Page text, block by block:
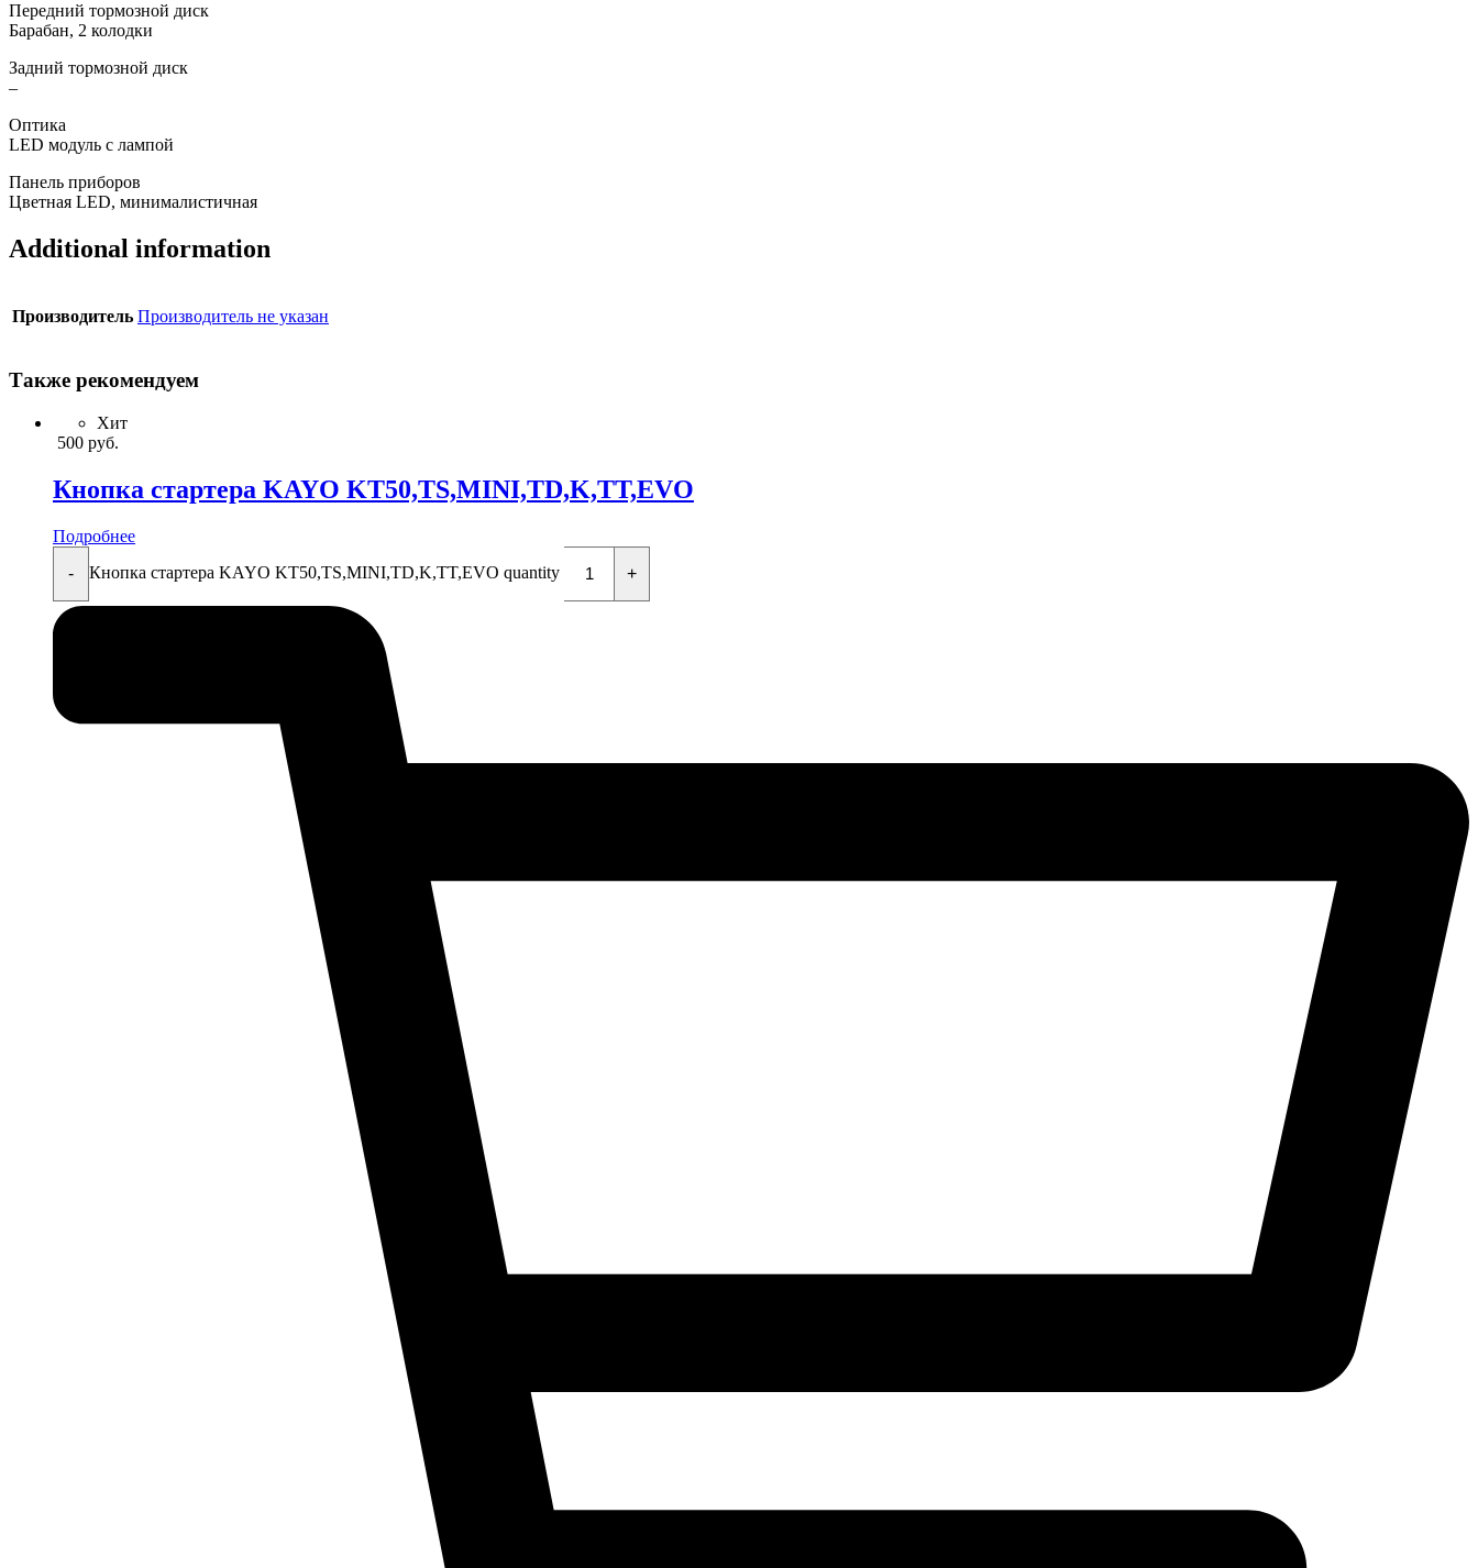
Передний тормозной диск
Барабан, 2 колодки
Задний тормозной диск
–
Оптика
LED модуль с лампой
Панель приборов
Цветная LED, минималистичная
Additional information
Производитель Производитель не указан
Также рекомендуем
Хит
500 руб.
Кнопка стартера KAYO KT50,TS,MINI,TD,K,TT,EVO
Подробнее
-
Кнопка стартера KAYO KT50,TS,MINI,TD,K,TT,EVO quantity +